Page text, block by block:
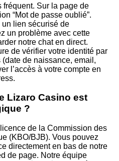
fréquent. Sur la page de
“Mot de passe oublié”.
lien sécurisé de
un problème avec cette
notre chat en direct.
de vérifier votre identité par
(date de naissance, email,
l’accès à votre compte en
Lizaro Casino est
?
de la Commission des
(KBO/BJB). Vous pouvez
directement en bas de notre
de page. Notre équipe